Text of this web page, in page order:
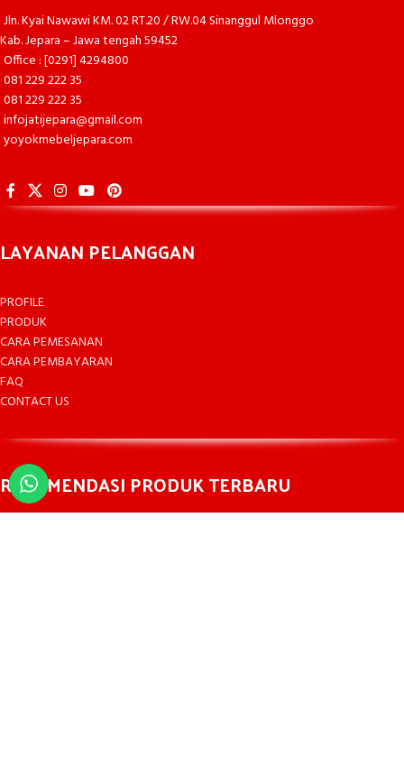
Jln. Kyai Nawawi KM. 02 RT.20 / RW.04 Sinanggul Mlonggo
Kab. Jepara – Jawa tengah 59452
Office : [0291] 4294800
081 229 222 35
081 229 222 35
infojatijepara@gmail.com
yoyokmebeljepara.com
LAYANAN PELANGGAN
PROFILE
PRODUK
CARA PEMESANAN
CARA PEMBAYARAN
FAQ
CONTACT US
REKOMENDASI PRODUK TERBARU